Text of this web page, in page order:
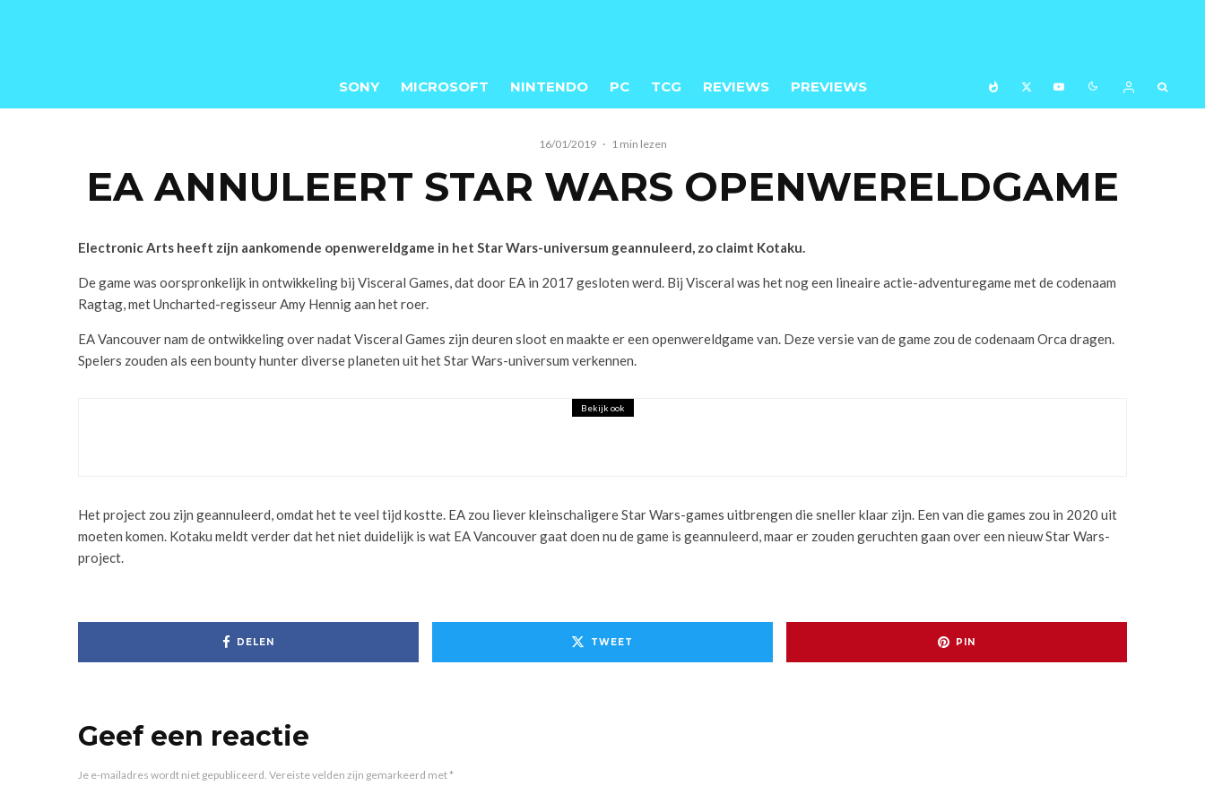
SONY MICROSOFT NINTENDO PC TCG REVIEWS PREVIEWS
16/01/2019 · 1 min lezen
EA ANNULEERT STAR WARS OPENWERELDGAME
Electronic Arts heeft zijn aankomende openwereldgame in het Star Wars-universum geannuleerd, zo claimt Kotaku.
De game was oorspronkelijk in ontwikkeling bij Visceral Games, dat door EA in 2017 gesloten werd. Bij Visceral was het nog een lineaire actie-adventuregame met de codenaam
Ragtag, met Uncharted-regisseur Amy Hennig aan het roer.
EA Vancouver nam de ontwikkeling over nadat Visceral Games zijn deuren sloot en maakte er een openwereldgame van. Deze versie van de game zou de codenaam Orca dragen.
Spelers zouden als een bounty hunter diverse planeten uit het Star Wars-universum verkennen.
Bekijk ook
Het project zou zijn geannuleerd, omdat het te veel tijd kostte. EA zou liever kleinschaligere Star Wars-games uitbrengen die sneller klaar zijn. Een van die games zou in 2020 uit
moeten komen. Kotaku meldt verder dat het niet duidelijk is wat EA Vancouver gaat doen nu de game is geannuleerd, maar er zouden geruchten gaan over een nieuw Star Wars-
project.
DELEN TWEET PIN
Geef een reactie
Je e-mailadres wordt niet gepubliceerd. Vereiste velden zijn gemarkeerd met*